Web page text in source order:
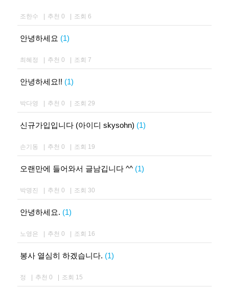
조한수 | 추천 0 | 조회 6
안녕하세요 (1)
최혜정 | 추천 0 | 조회 7
안녕하세요!! (1)
박다영 | 추천 0 | 조회 29
신규가입입니다 (아이디 skysohn) (1)
손기동 | 추천 0 | 조회 19
오랜만에 들어와서 글남깁니다 ^^ (1)
박명진 | 추천 0 | 조회 30
안녕하세요. (1)
노영은 | 추천 0 | 조회 16
봉사 열심히 하겠습니다. (1)
정 | 추천 0 | 조회 15